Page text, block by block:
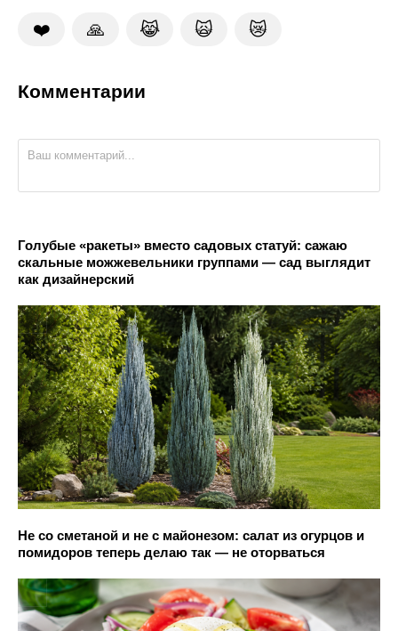
❤️ 🙏 😹 🙀 😿
Комментарии
Голубые «ракеты» вместо садовых статуй: сажаю
скальные можжевельники группами — сад выглядит
как дизайнерский
Не со сметаной и не с майонезом: салат из огурцов и
помидоров теперь делаю так — не оторваться